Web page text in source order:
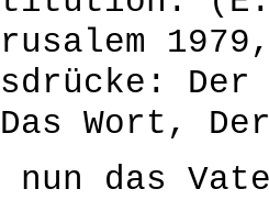
Wort,
nun das